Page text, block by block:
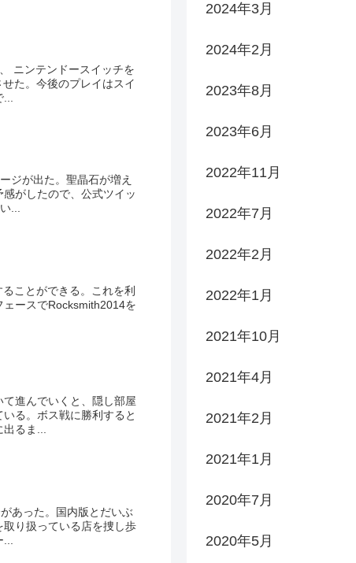
ニンテンドースイッチを
た。今後のプレイはスイ
ジが出た。聖晶石が増え
がしたので、公式ツイッ
...
ことができる。これを利
ースでRocksmith2014を
進んでいくと、隠し部屋
る。ボス戦に勝利すると
出るま...
あった。国内版とだいぶ
り扱っている店を捜し歩
2024年3月
2024年2月
2023年8月
2023年6月
2022年11月
2022年7月
2022年2月
2022年1月
2021年10月
2021年4月
2021年2月
2021年1月
2020年7月
2020年5月